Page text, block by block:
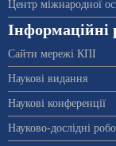
Центр міжнародної
Інформаційні
Сайти мережі КПІ
Наукові видання
Наукові конференції
Науково-дослідні